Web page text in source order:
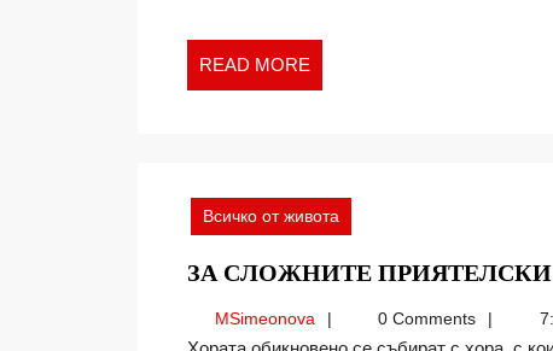
READ MORE
MORE
Всичко от живота
ЗА СЛОЖНИТЕ ПРИЯТЕЛСКИ
MSimeonovaMSimeonova0 Comments